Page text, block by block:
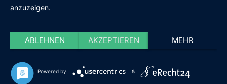
anzuzeigen.
ABLEHNEN AKZEPTIEREN MEHR
Powered by &